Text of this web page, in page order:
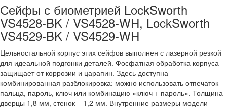
Сейфы с биометрией LockSworth
VS4528-BK / VS4528-WH, LockSworth
VS4529-BK / VS4529-WH
Цельностальной корпус этих сейфов выполнен с лазерной резкой
для идеальной подгонки деталей. Фосфатная обработка корпуса
защищает от коррозии и царапин. Здесь доступна
комбинированная разблокировка: можно использовать отпечаток
пальца, пароль, ключ или комбинацию «ключ + пароль». Толщина
дверцы 1,8 мм, стенок – 1,2 мм. Внутренние размеры модели